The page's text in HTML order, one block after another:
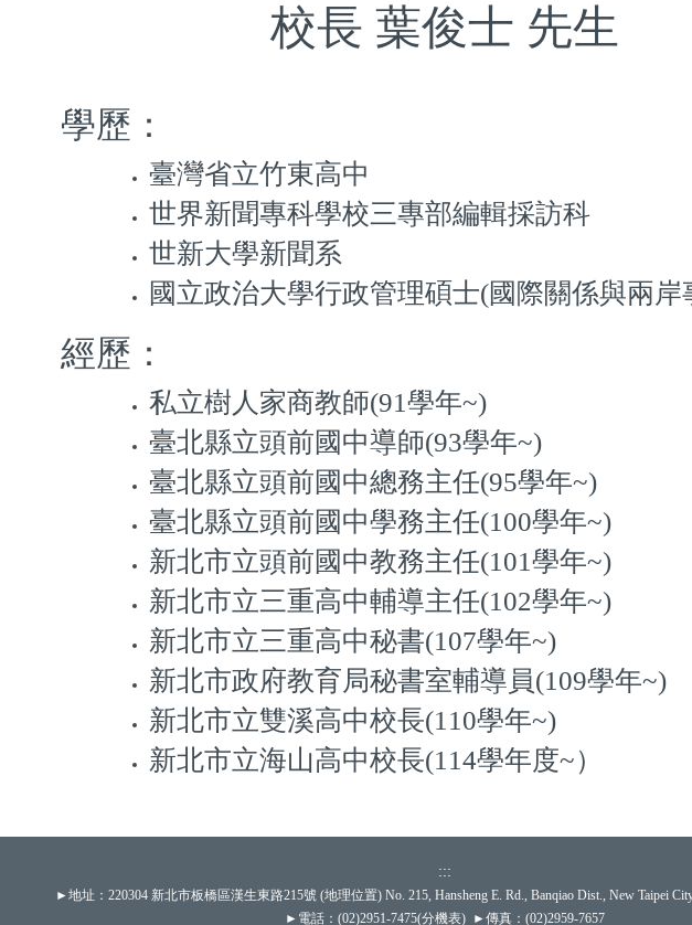
校長 葉俊士 先生
學歷：
臺灣省立竹東高中
世界新聞專科學校三專部編輯採訪科
世新大學新聞系
國立政治大學行政管理碩士(國際關係與兩岸
經歷：
私立樹人家商教師(91學年~)
臺北縣立頭前國中導師(93學年~)
臺北縣立頭前國中總務主任(95學年~)
臺北縣立頭前國中學務主任(100學年~)
新北市立頭前國中教務主任(101學年~)
新北市立三重高中輔導主任(102學年~)
新北市立三重高中秘書(107學年~)
新北市政府教育局秘書室輔導員(109學年~)
新北市立雙溪高中校長(110學年~)
新北市立海山高中校長(114學年度~）
:::
►地址：220304 新北市板橋區漢生東路215號 (地理位置) No. 215, Hansheng E. Rd., Banqiao Dist., New Taipei
►電話：(02)2951-7475(分機表) ►傳真：(02)2959-7657